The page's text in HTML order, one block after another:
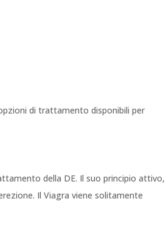
di trattamento disponibili per
della DE. Il suo principio attivo,
Il Viagra viene solitamente